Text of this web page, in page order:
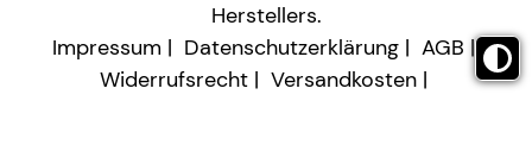
Herstellers.
Impressum
Datenschutzerklärung
AGB
Widerrufsrecht
Versandkosten